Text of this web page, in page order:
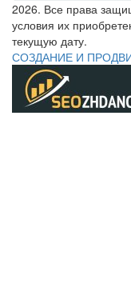
2026. Все права
условия их
текущую дату.
СОЗДАНИЕ И